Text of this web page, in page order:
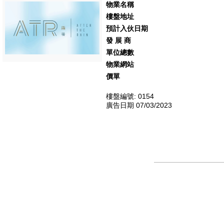
物業名稱
樓盤地址
預計入伙日期
發 展 商
單位總數
物業網站
價單
樓盤編號: 0154
廣告日期 07/03/2023